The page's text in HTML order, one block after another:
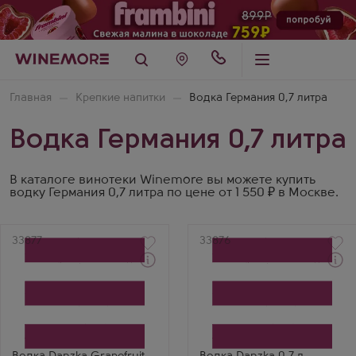
Главная Крепкие напитки Водка Германия 0,7 литра
Водка Германия 0,7 литра
В каталоге винотеки Winemore вы можете купить
водку Германия 0,7 литра по цене от 1 550 ₽ в Москве.
Артикул
33877
Производитель
Артикул
33876
Производитель